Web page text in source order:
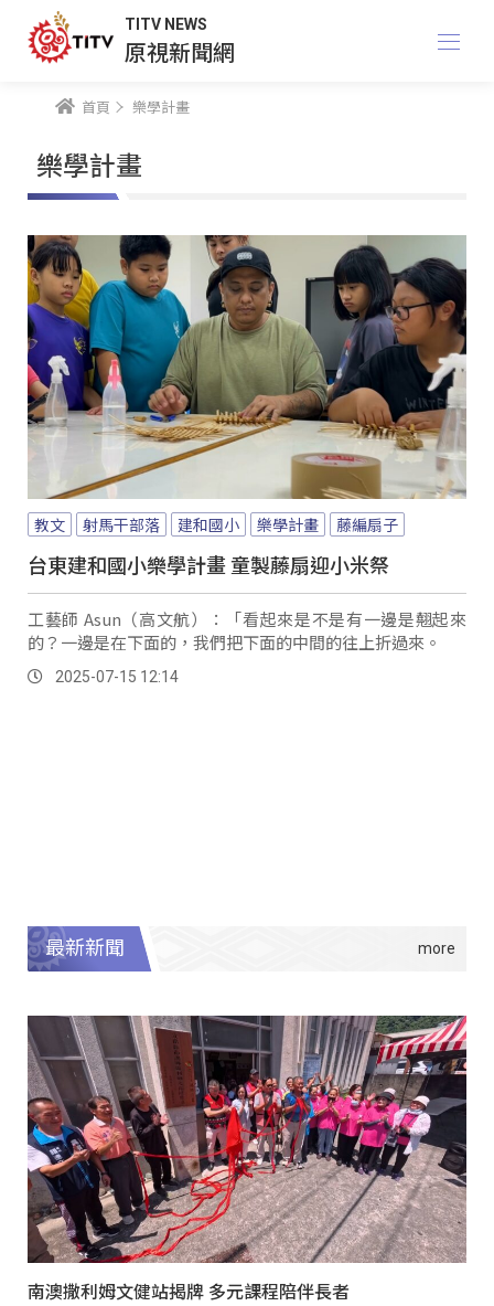
TITV NEWS
原視新聞網
首頁 樂學計畫
樂學計畫
教文 射馬干部落 建和國小 樂學計畫 藤編扇子
台東建和國小樂學計畫 童製藤扇迎小米祭
工藝師 Asun（高文航）：「看起來是不是有一邊是翹起來
的？一邊是在下面的，我們把下面的中間的往上折過來。
2025-07-15 12:14
最新新聞
南澳撒利姆文健站揭牌 多元課程陪伴長者